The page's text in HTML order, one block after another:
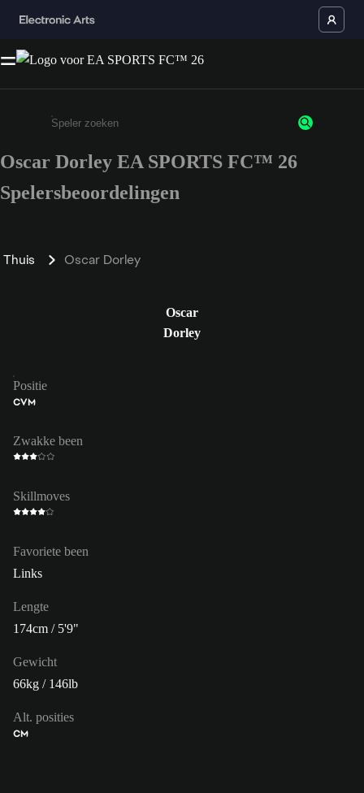
Enter a minimum of 3 characters or numbers
Oscar Dorley EA SPORTS FC™ 26
Spelersbeoordelingen
Thuis Oscar Dorley
Oscar
Dorley
Positie
CVM
Zwakke been
Skillmoves
Favoriete been
Links
Lengte
174cm / 5'9"
Gewicht
66kg / 146lb
Alt. posities
CM